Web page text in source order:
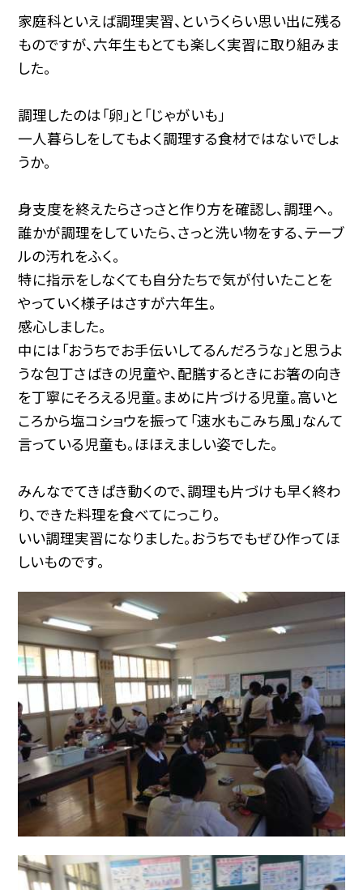
家庭科といえば調理実習、というくらい思い出に残る
ものですが、六年生もとても楽しく実習に取り組みま
した。
調理したのは「卵」と「じゃがいも」
一人暮らしをしてもよく調理する食材ではないでしょ
うか。
身支度を終えたらさっさと作り方を確認し、調理へ。
誰かが調理をしていたら、さっと洗い物をする、テーブ
ルの汚れをふく。
特に指示をしなくても自分たちで気が付いたことを
やっていく様子はさすが六年生。
感心しました。
中には「おうちでお手伝いしてるんだろうな」と思うよ
うな包丁さばきの児童や、配膳するときにお箸の向き
を丁寧にそろえる児童。まめに片づける児童。高いと
ころから塩コショウを振って「速水もこみち風」なんて
言っている児童も。ほほえましい姿でした。
みんなでてきぱき動くので、調理も片づけも早く終わ
り、できた料理を食べてにっこり。
いい調理実習になりました。おうちでもぜひ作ってほ
しいものです。